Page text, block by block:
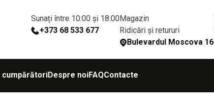
Sunați între 10:00 și 18:00
+373 68 533 677
Magazin
Ridicări și retururi
Bulevardul Moscova 16
cumpărătoriDespre noiFAQContacte